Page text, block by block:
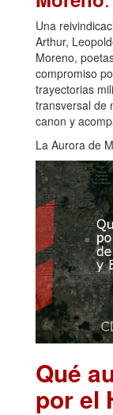
Una
Arthur,
Moreno,
compromiso
trayectorias
transversal de
canon y
La Aurora de
Qué
por el